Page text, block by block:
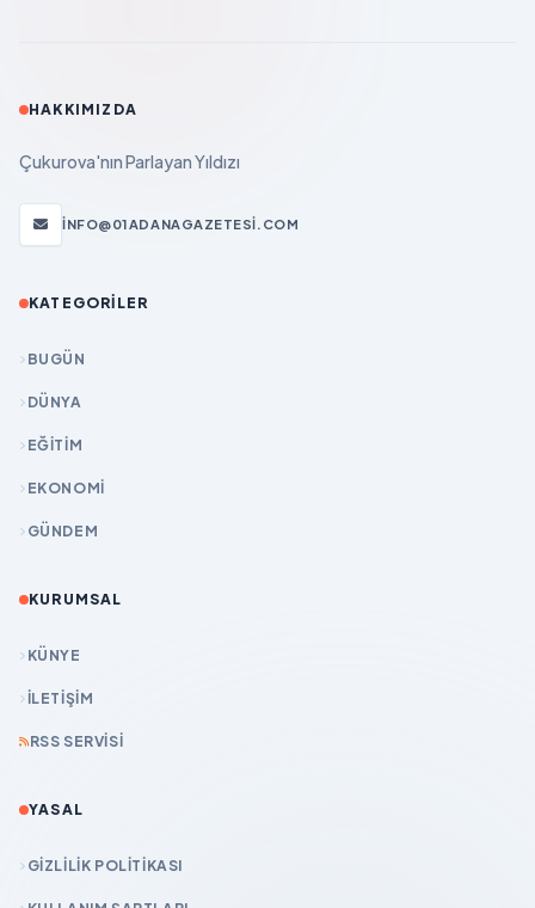
HAKKIMIZDA
Çukurova'nın Parlayan Yıldızı
INFO@01ADANAGAZETESI.COM
KATEGORILER
BUGÜN
DÜNYA
EĞİTİM
EKONOMİ
GÜNDEM
KURUMSAL
KÜNYE
İLETIŞIM
RSS SERVISI
YASAL
GIZLILIK POLITIKASI